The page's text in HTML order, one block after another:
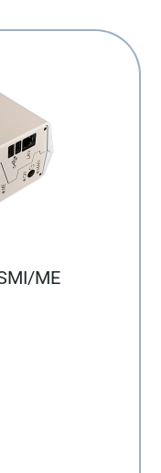
ME